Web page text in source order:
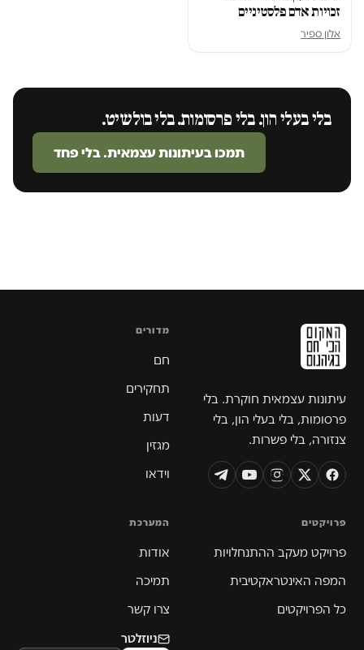
זכויות אדם פלסטיניים
אלון ספיר
בלי בעלי הון. בלי פרסומות. בלי בולשיט.
תמכו בעיתונות עצמאית. בלי פחד
עיתונות עצמאית חוקרת. בלי
פרסומות, בלי בעלי הון, בלי
צנזורה, בלי פשרות.
מדורים
חם
תחקירים
דעות
מגזין
וידאו
פרויקטים
פרויקט מעקב ההתנחלויות
המפה האינטראקטיבית
כל הפרויקטים
המערכת
אודות
תמיכה
צרו קשר
ניוזלטר